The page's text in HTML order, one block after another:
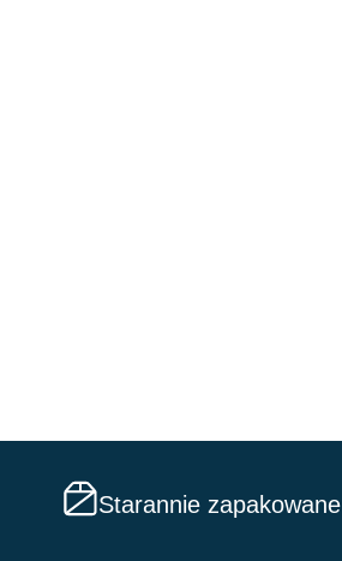
Starannie zapakowane